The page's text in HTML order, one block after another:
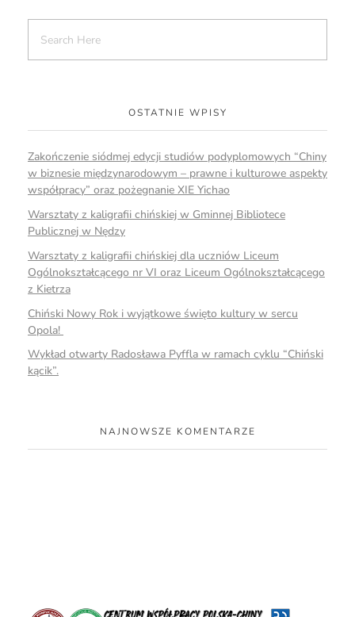
OSTATNIE WPISY
Zakończenie siódmej edycji studiów podyplomowych “Chiny
w biznesie międzynarodowym – prawne i kulturowe aspekty
współpracy” oraz pożegnanie XIE Yichao
Warsztaty z kaligrafii chińskiej w Gminnej Bibliotece
Publicznej w Nędzy
Warsztaty z kaligrafii chińskiej dla uczniów Liceum
Ogólnokształcącego nr VI oraz Liceum Ogólnokształcącego
z Kietrza
Chiński Nowy Rok i wyjątkowe święto kultury w sercu
Opola!
Wykład otwarty Radosława Pyffla w ramach cyklu “Chiński
kącik”.
NAJNOWSZE KOMENTARZE